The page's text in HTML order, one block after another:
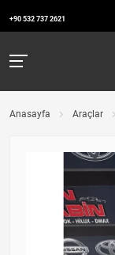
+90 532 737 2621
Anasayfa Araçlar